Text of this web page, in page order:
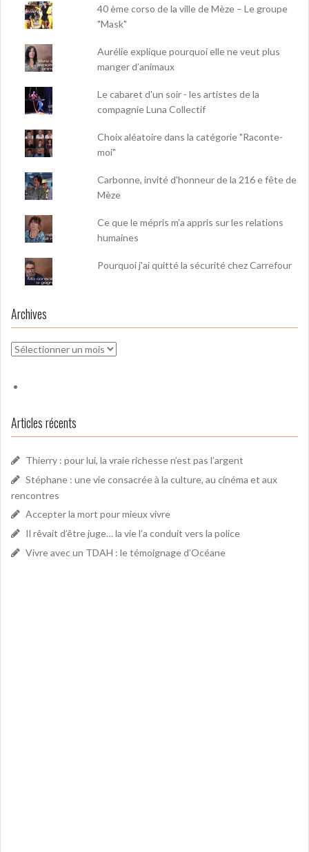
40 ème corso de la ville de Mèze – Le groupe
"Mask"
Aurélie explique pourquoi elle ne veut plus
manger d’animaux
Le cabaret d'un soir - les artistes de la
compagnie Luna Collectif
Choix aléatoire dans la catégorie "Raconte-
moi"
Carbonne, invité d'honneur de la 216 e fête de
Mèze
Ce que le mépris m’a appris sur les relations
humaines
Pourquoi j'ai quitté la sécurité chez Carrefour
Archives
Archives
Articles récents
Thierry : pour lui, la vraie richesse n’est pas l’argent
Stéphane : une vie consacrée à la culture, au cinéma et aux
rencontres
Accepter la mort pour mieux vivre
Il rêvait d’être juge… la vie l’a conduit vers la police
Vivre avec un TDAH : le témoignage d’Océane